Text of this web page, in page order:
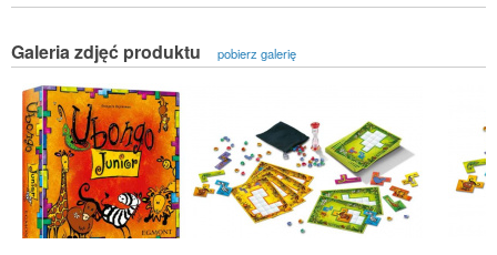
Galeria zdjęć produktu pobierz galerię